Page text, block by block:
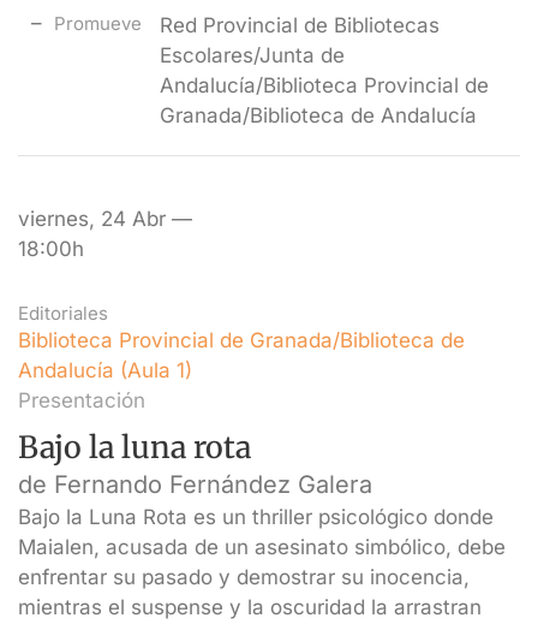
Promueve
Red Provincial de Bibliotecas
Escolares/Junta de
Andalucía/Biblioteca Provincial de
Granada/Biblioteca de Andalucía
viernes, 24 Abr —
18:00h
Editoriales
Biblioteca Provincial de Granada/Biblioteca de
Andalucía (Aula 1)
Presentación
Bajo la luna rota
de Fernando Fernández Galera
Bajo la Luna Rota es un thriller psicológico donde
Maialen, acusada de un asesinato simbólico, debe
enfrentar su pasado y demostrar su inocencia,
mientras el suspense y la oscuridad la arrastran